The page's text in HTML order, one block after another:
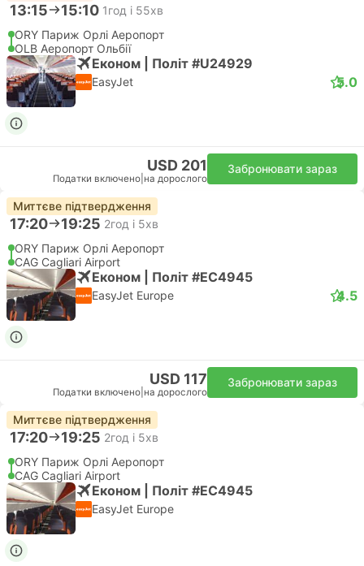
13:15 15:10 1год і 55хв
ORY Париж Орлі Аеропорт
OLB Аеропорт Ольбії
Економ | Політ #U24929
EasyJet 5.0
USD 201
Податки включено на дорослого
Забронювати зараз
Миттєве підтвердження
17:20 19:25 2год і 5хв
ORY Париж Орлі Аеропорт
CAG Cagliari Airport
Економ | Політ #EC4945
EasyJet Europe 4.5
USD 117
Податки включено на дорослого
Забронювати зараз
Миттєве підтвердження
17:20 19:25 2год і 5хв
ORY Париж Орлі Аеропорт
CAG Cagliari Airport
Економ | Політ #EC4945
EasyJet Europe